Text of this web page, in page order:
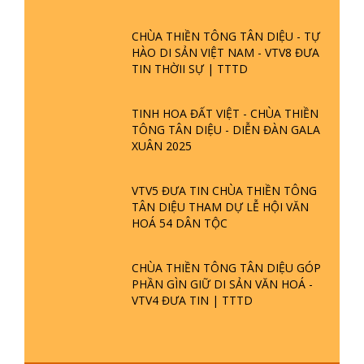
CHÙA THIỀN TÔNG TÂN DIỆU - TỰ
HÀO DI SẢN VIỆT NAM - VTV8 ĐƯA
TIN THỜII SỰ | TTTD
TINH HOA ĐẤT VIỆT - CHÙA THIỀN
TÔNG TÂN DIỆU - DIỄN ĐÀN GALA
XUÂN 2025
VTV5 ĐƯA TIN CHÙA THIỀN TÔNG
TÂN DIỆU THAM DỰ LỄ HỘI VĂN
HOÁ 54 DÂN TỘC
CHÙA THIỀN TÔNG TÂN DIỆU GÓP
PHẦN GÌN GIỮ DI SẢN VĂN HOÁ -
VTV4 ĐƯA TIN | TTTD